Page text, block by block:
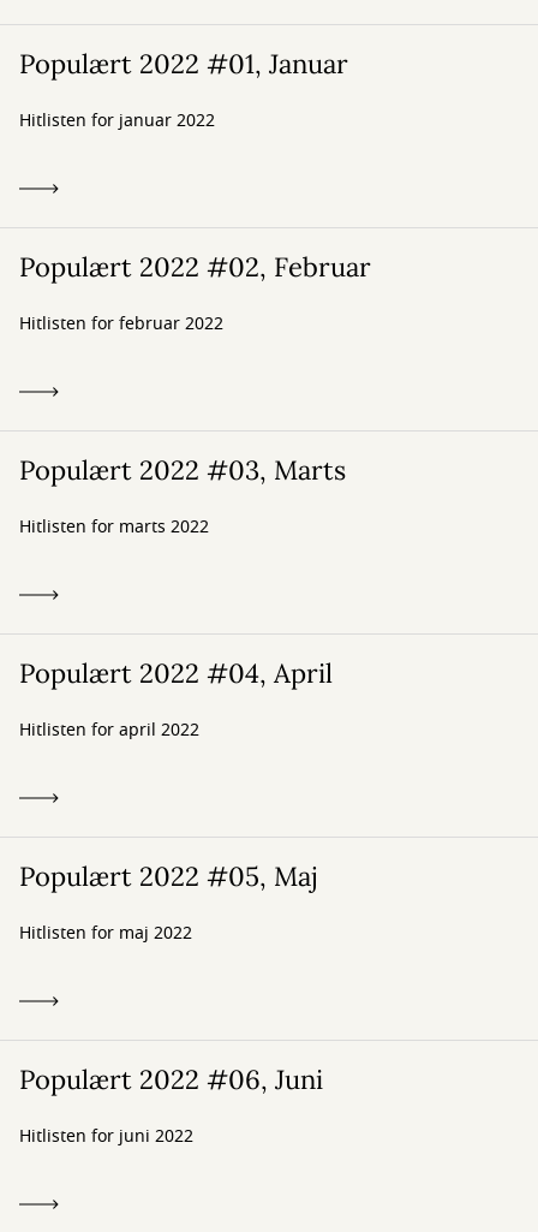
Populært 2022 #01, Januar
Hitlisten for januar 2022
Populært 2022 #02, Februar
Hitlisten for februar 2022
Populært 2022 #03, Marts
Hitlisten for marts 2022
Populært 2022 #04, April
Hitlisten for april 2022
Populært 2022 #05, Maj
Hitlisten for maj 2022
Populært 2022 #06, Juni
Hitlisten for juni 2022